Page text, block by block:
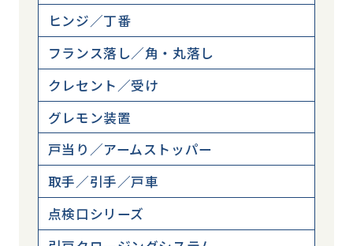
ヒンジ／丁番
フランス落し／角・丸落し
クレセント／受け
グレモン装置
戸当り／アームストッパー
取手／引手／戸車
点検口シリーズ